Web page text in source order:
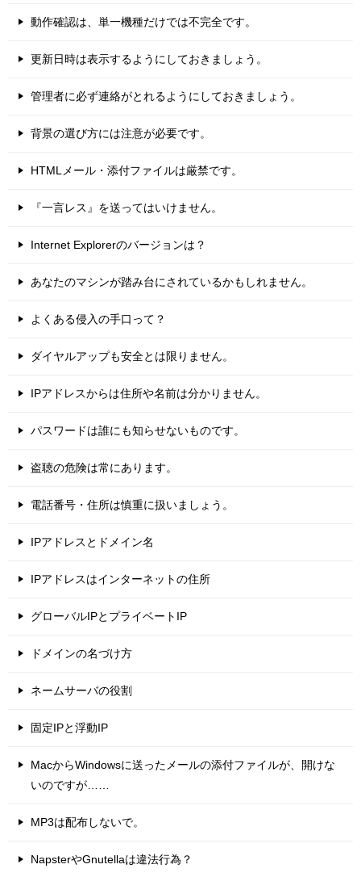
動作確認は、単一機種だけでは不完全です。
更新日時は表示するようにしておきましょう。
管理者に必ず連絡がとれるようにしておきましょう。
背景の選び方には注意が必要です。
HTMLメール・添付ファイルは厳禁です。
『一言レス』を送ってはいけません。
Internet Explorerのバージョンは？
あなたのマシンが踏み台にされているかもしれません。
よくある侵入の手口って？
ダイヤルアップも安全とは限りません。
IPアドレスからは住所や名前は分かりません。
パスワードは誰にも知らせないものです。
盗聴の危険は常にあります。
電話番号・住所は慎重に扱いましょう。
IPアドレスとドメイン名
IPアドレスはインターネットの住所
グローバルIPとプライベートIP
ドメインの名づけ方
ネームサーバの役割
固定IPと浮動IP
MacからWindowsに送ったメールの添付ファイルが、開けな
いのですが……
MP3は配布しないで。
NapsterやGnutellaは違法行為？